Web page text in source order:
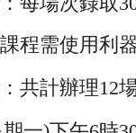
程需使用利
共計辦理12